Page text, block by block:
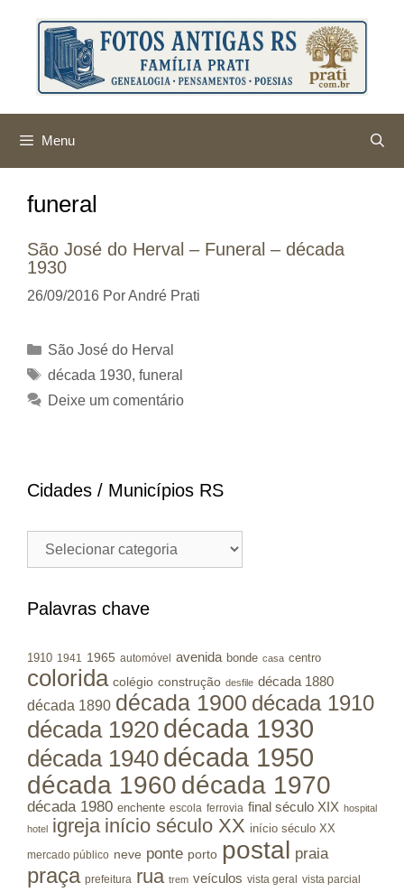
conteúdo
Menu
funeral
São José do Herval – Funeral – década
1930
26/09/2016 PorAndré Prati
Categorias
São José do Herval
Tags
década 1930, funeral
Deixe um comentário
Cidades / Municípios RS
Cidades
Municípios
Palavras chave
1910 1941 1965 automóvel avenida bonde casa centro
colorida colégio construção desfile década 1880
década 1890 década 1900 década 1910
década 1920 década 1930
década 1940 década 1950
década 1960 década 1970
década 1980 enchente escola ferrovia final século XIX hospital
hotel igreja início século XX início século XX
mercado público neve ponte porto postal praia
praça prefeitura rua trem veículos vista geral vista parcial